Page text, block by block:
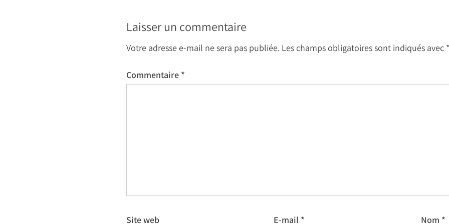
Laisser un commentaire
Votre adresse e-mail ne sera pas publiée. Les champs obligatoires sont indiqués avec *
Commentaire *
Nom *
E-mail *
Site web